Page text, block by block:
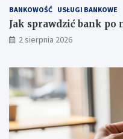
BANKOWOŚĆ USŁUGI BANKOWE
Jak sprawdzić bank po
2 sierpnia 2026